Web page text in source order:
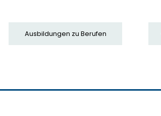
Ausbildungen zu Berufen